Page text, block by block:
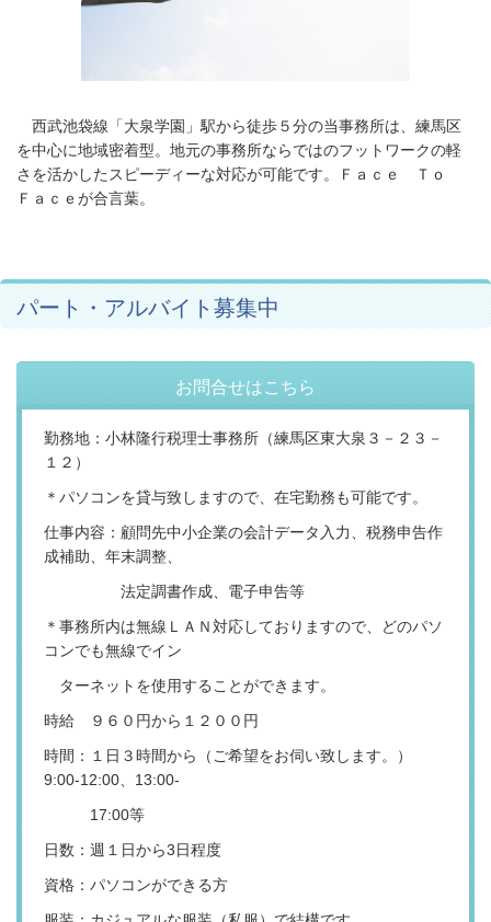
西武池袋線「大泉学園」駅から徒歩５分の当事務所は、練馬区
を中心に地域密着型。地元の事務所ならではのフットワークの軽
さを活かしたスピーディーな対応が可能です。Ｆａｃｅ Ｔｏ
Ｆａｃｅが合言葉。
パート・アルバイト募集中
お問合せはこちら
勤務地：小林隆行税理士事務所（練馬区東大泉３－２３－
１２）
＊パソコンを貸与致しますので、在宅勤務も可能です。
仕事内容：顧問先中小企業の会計データ入力、税務申告作
成補助、年末調整、
法定調書作成、電子申告等
＊事務所内は無線ＬＡＮ対応しておりますので、どのパソ
コンでも無線でイン
ターネットを使用することができます。
時給 ９６０円から１２００円
時間：１日３時間から（ご希望をお伺い致します。）
9:00-12:00、13:00-
17:00等
日数：週１日から3日程度
資格：パソコンができる方